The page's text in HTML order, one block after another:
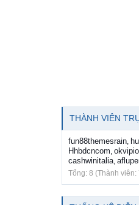
THÀNH VIÊN
fun88themesrain,
Hhbdcncom,
cashwinitalia,
Tổng: 8 (Thành viên: